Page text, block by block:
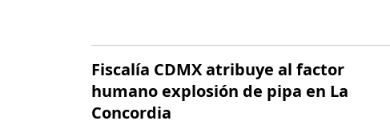
Fiscalía CDMX atribuye al factor
humano explosión de pipa en La
Concordia